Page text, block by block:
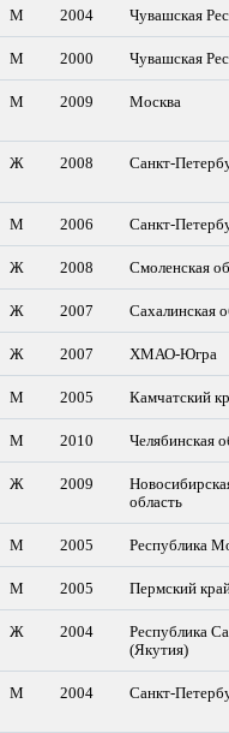
М 2004 Чувашская
М 2000 Чувашская
М 2009 Москва
Ж 2008 Санкт-
М 2006 Санкт-
Ж 2008 Смоленская
Ж 2007 Сахалинская
Ж 2007 ХМАО-Югра
М 2005 Камчатский
М 2010 Челябинская
Ж 2009
область
М 2005 Республика
М 2005 Пермский
Ж 2004
Республика
(Якутия)
М 2004 Санкт-